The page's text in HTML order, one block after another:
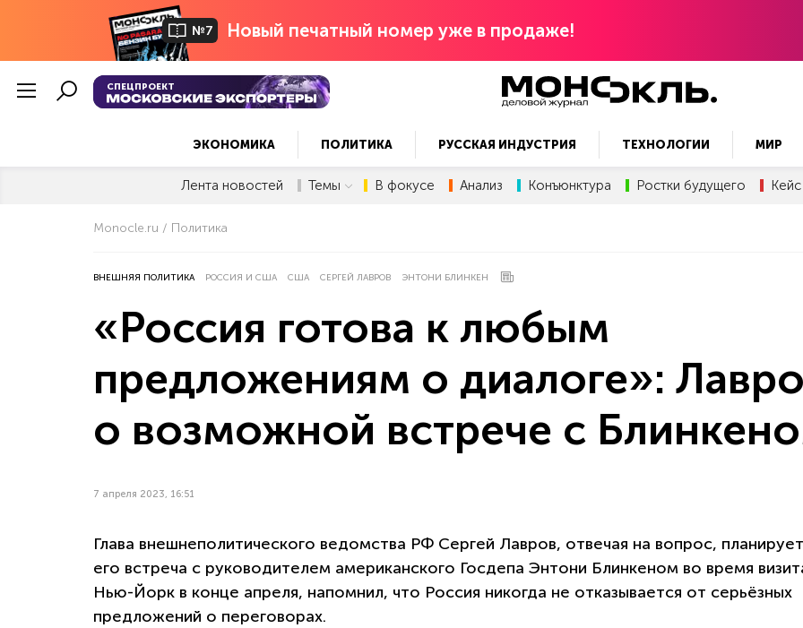
№7 Новый печатный номер уже в продаже!
СПЕЦПРОЕКТ
ЭКОНОМИКА ПОЛИТИКА РУССКАЯ ИНДУСТРИЯ ТЕХНОЛОГИИ МИР
Лента новостей Темы В фокусе Анализ Конъюнктура Ростки будущего Кейс
Monocle.ru Политика
ВНЕШНЯЯ ПОЛИТИКА РОССИЯ И США США СЕРГЕЙ ЛАВРОВ ЭНТОНИ БЛИНКЕН
«Россия готова к любым
предложениям о диалоге»:
о возможной встрече с
7 апреля 2023, 16:51
Глава внешнеполитического ведомства РФ Сергей Лавров, отвечая на вопрос,
его встреча с руководителем американского Госдепа Энтони Блинкеном во время
Нью-Йорк в конце апреля, напомнил, что Россия никогда не отказывается от серьёзных
предложений о переговорах.